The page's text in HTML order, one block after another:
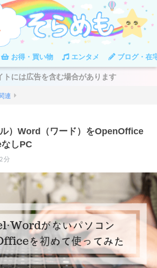
お得・買い物 エンタメ ブログ・在
トには広告を含む場合があります
連
）Word（ワード）をOpenOffice
しPC
分